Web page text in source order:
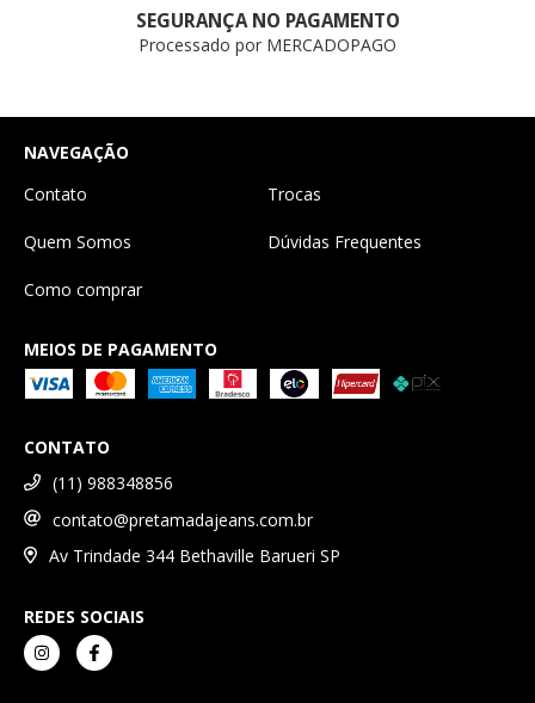
SEGURANÇA NO PAGAMENTO
Processado por MERCADOPAGO
NAVEGAÇÃO
Contato
Trocas
Quem Somos Dúvidas Frequentes
Como comprar
MEIOS DE PAGAMENTO
CONTATO
(11) 988348856
contato@pretamadajeans.com.br
Av Trindade 344 Bethaville Barueri SP
REDES SOCIAIS